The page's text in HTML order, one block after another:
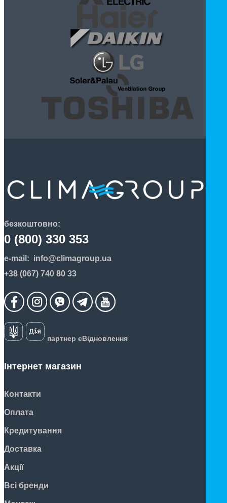
безкоштовно:
0 (800) 330 353
e-mail: info@climagroup.ua
+38 (067) 740 80 33
партнер єВідновлення
Інтернет магазин
Контакти
Оплата
Кредитування
Доставка
Акції
Всі бренди